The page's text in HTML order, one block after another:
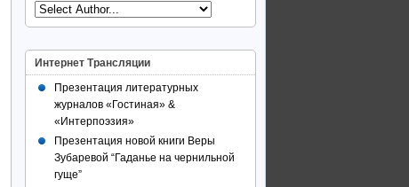
Интернет Трансляции
Презентация литературных
журналов «Гостиная» &
«Интерпоэзия»
Презентация новой книги Веры
Зубаревой “Гаданье на чернильной
гуще”